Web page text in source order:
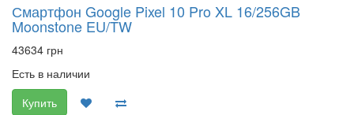
Смартфон Google Pixel 10 Pro XL 16/256GB
Moonstone EU/TW
43634 грн
Есть в наличии
Купить